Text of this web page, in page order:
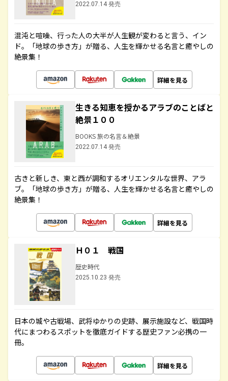
2022.07.14 発売
混沌と喧噪、行った人の大半が人生観が変わると言う、イン
ド。「地球の歩き方」が贈る、人生を輝かせる名言と癒やしの
絶景集！
詳細を見る
生きる知恵を授かるアラブのことばと
絶景１００
BOOKS 旅の名言＆絶景
2022.07.14 発売
古きと新しき、東と西が調和するオリエンタルな世界、アラ
ブ。「地球の歩き方」が贈る、人生を輝かせる名言と癒やしの
絶景集！
詳細を見る
Ｈ０１ 戦国
歴史時代
2025.10.23 発売
日本の城や古戦場、武将ゆかりの史跡、展示施設など、戦国時
代にまつわるスポットを徹底ガイドする歴史ファン必携の一
冊。
詳細を見る